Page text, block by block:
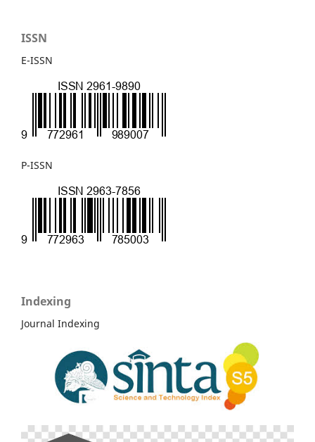
ISSN
E-ISSN
P-ISSN
Indexing
Journal Indexing